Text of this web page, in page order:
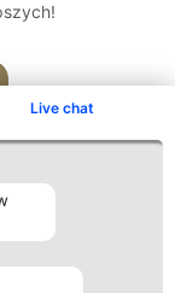
Live chat